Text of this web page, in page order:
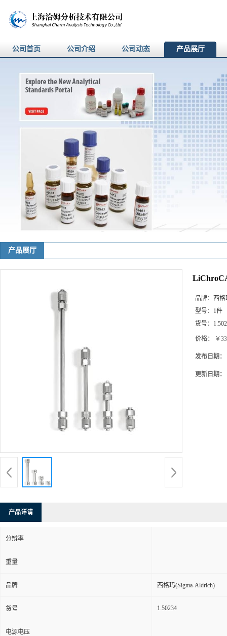
公司首页 公司介绍 公司动态 产品展厅
产品展厅
品牌： 西格
型号： 1件
货号：
价格： ￥
发布日期：
更新日期：
产品详请
分辨率
重量
品牌 西格玛(Sigma-Aldrich)
货号 1.50234
电源电压